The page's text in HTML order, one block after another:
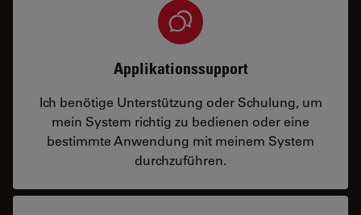
Applikationssupport
Ich benötige Unterstützung oder Schulung, um
mein System richtig zu bedienen oder eine
bestimmte Anwendung mit meinem System
durchzuführen.